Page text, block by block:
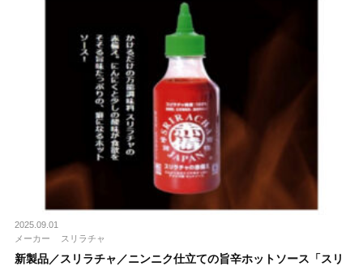
2025.09.01
メーカー
スリラチャ
新製品／スリラチャ／ニンニク仕立ての旨辛ホットソース「スリ